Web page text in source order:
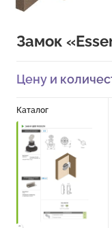
Замок
Цену и
Каталог